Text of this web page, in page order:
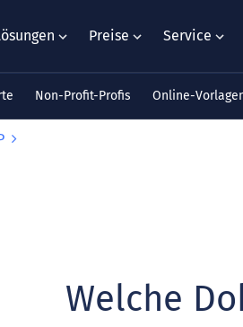
Preise Service
Non-Profit-Profis Online-
Welche